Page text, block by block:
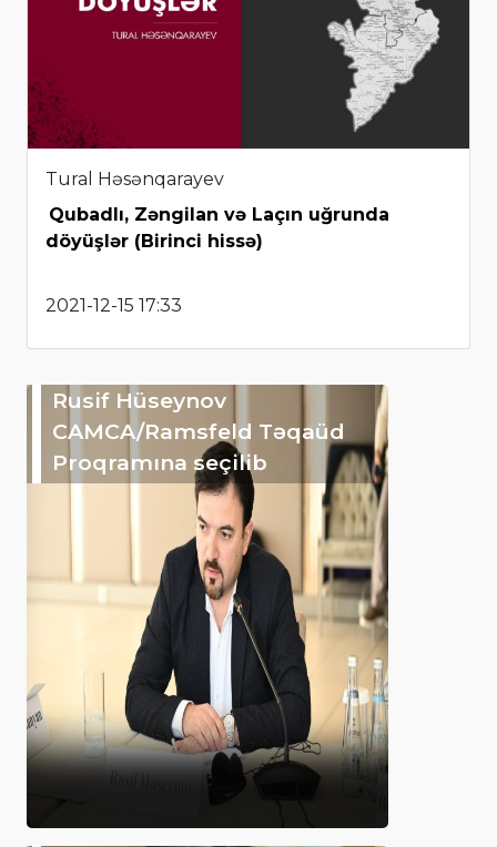
Tural Həsənqarayev
Qubadlı, Zəngilan və Laçın uğrunda
döyüşlər (Birinci hissə)
2021-12-15 17:33
Rusif Hüseynov
CAMCA/Ramsfeld Təqaüd
Proqramına seçilib